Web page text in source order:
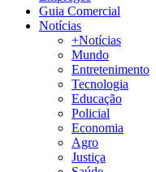
Guia Comercial
Notícias
+Notícias
Mundo
Entretenimento
Tecnologia
Educação
Policial
Economia
Agro
Justiça